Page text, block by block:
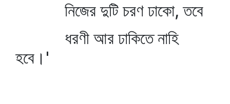
নিজের দুটি চরণ ঢাকো, তবে
ধরণী আর ঢাকিতে নাহি
হবে।'